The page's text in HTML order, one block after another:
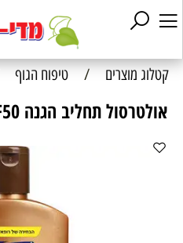
קטלוג מוצרים / טיפוח הגוף
אולטרסול תחליב הגנה SPF50 ד"ר פישר